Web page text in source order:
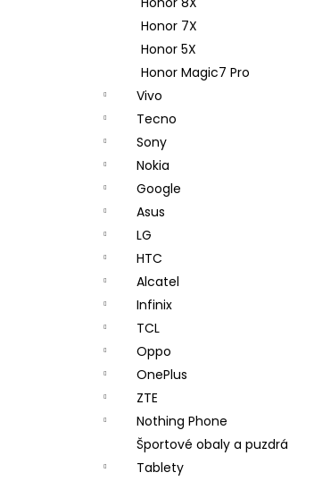
Honor 7X
Honor 5X
Honor Magic7 Pro
Vivo
Tecno
Sony
Nokia
Google
Asus
LG
HTC
Alcatel
Infinix
TCL
Oppo
OnePlus
ZTE
Nothing Phone
Športové obaly a puzdrá
Tablety